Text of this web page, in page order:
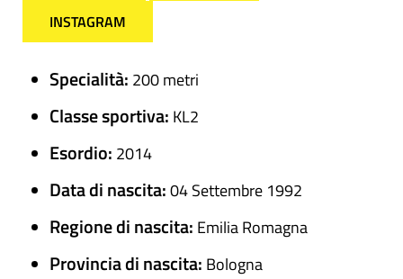
INSTAGRAM
Specialità: 200 metri
Classe sportiva: KL2
Esordio: 2014
Data di nascita:04 Settembre 1992
Regione di nascita: Emilia Romagna
Provincia di nascita: Bologna